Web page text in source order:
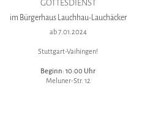
GOTTESDIENST
im Bürgerhaus Lauchhau-Lauchäcker
ab 7.01.2024
Stuttgart-Vaihingen!
Beginn: 10:00 Uhr
Meluner-Str. 12